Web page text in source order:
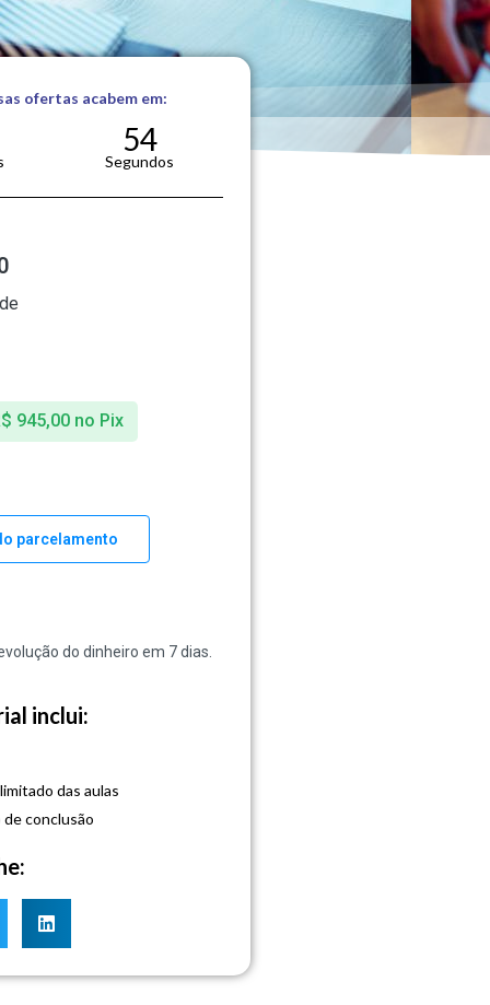
ofertas acabem em:
53
Segundos
945,00 no Pix
parcelamento
do dinheiro em 7 dias.
inclui:
das aulas
conclusão